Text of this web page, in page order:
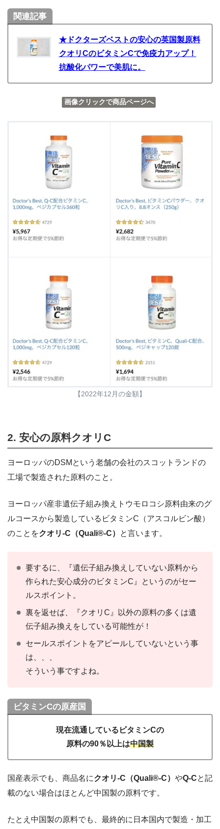
関連記事
★ドクターズベストの安心の英国製原料
クオリCのビタミンCで免疫力アップ！
抗酸化パワーで美肌に。
画像クリックで商品ページへ
【2022年12月の金額】
2. 安心の原料クオリC
ヨーロッパのDSMという老舗の会社のスコットランドの
工場で製造された原料のこと。
ヨーロッパ産非遺伝子組み換えトウモロコシ原料由来のグ
ルコースから製造しているビタミンC（アスコルビン酸）
のことをクオリ-C（Quali®-C） と言います。
要するに、『遺伝子組み換えしていない原料から
作られた安心成分のビタミンC』というのがセー
ルスポイント。
裏を返せば、『クオリC』以外の原料の多くは遺
伝子組み換えをしている可能性が！
セールスポイントをアピールしていないという事
は、、、
そういう事ですよね。
ビタミンCの原産国
現在流通しているビタミンCの
原料の90％以上は中国製
国産表示でも、商品名にクオリ-C（Quali®-C） やQ-Cと記
載のない場合はほとんど中国製の原料です。
たとえ中国製の原料でも、最終的に日本国内で製造・加工